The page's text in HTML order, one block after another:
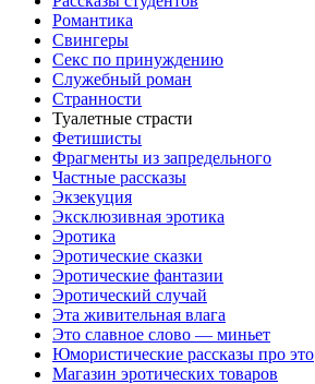
Романтика
Свингеры
Секс по принуждению
Служебный роман
Странности
Туалетные страсти
Фетишисты
Фрагменты из запредельного
Частные рассказы
Экзекуция
Эксклюзивная эротика
Эротика
Эротические сказки
Эротические фантазии
Эротический случай
Эта живительная влага
Это славное слово — миньет
Юмористические рассказы про это
Магазин эротических товаров